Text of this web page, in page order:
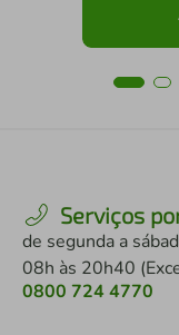
Serviços
de segunda a
08h às 20h40
0800 724 4770